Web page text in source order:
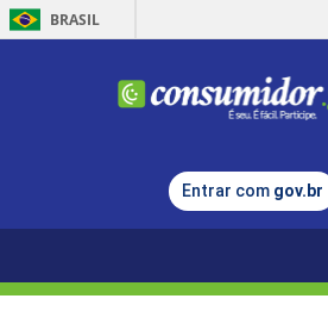
BRASIL
Entrar com gov.br